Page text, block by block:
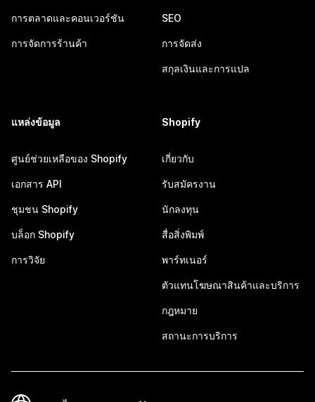
การตลาดและคอนเวอร์ชัน
การจัดการร้านค้า
SEO
การจัดส่ง
สกุลเงินและการแปล
แหล่งข้อมูล
ศูนย์ช่วยเหลือของ Shopify
เอกสาร API
ชุมชน Shopify
บล็อก Shopify
การวิจัย
Shopify
เกี่ยวกับ
รับสมัครงาน
นักลงทุน
สื่อสิ่งพิมพ์
พาร์ทเนอร์
ตัวแทนโฆษณาสินค้าและบริการ
กฎหมาย
สถานะการบริการ